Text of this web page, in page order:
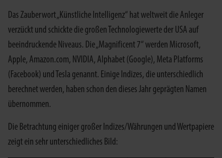
Das Zauberwort „Künstliche Intelligenz“ hat weltweit die Anleger
verzückt und schickte die großen Technologiewerte der USA auf
beeindruckende Niveaus. Die „Magnificent 7“ werden Microsoft,
Apple, Amazon.com, NVIDIA, Alphabet (Google), Meta Platforms
(Facebook) und Tesla genannt. Einige Indizes, die unterschiedlich
berechnet werden, haben schon den dieses Jahr geprägten Namen
übernommen.
Die Betrachtung einiger großer Indizes/Währungen und Wertpapiere
zeigt ein sehr unterschiedliches Bild: